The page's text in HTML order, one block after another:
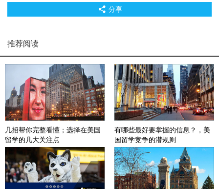
分享
推荐阅读
几招帮你完整看懂；选择在美国
留学的几大关注点
有哪些最好要掌握的信息？，美
国留学竞争的潜规则